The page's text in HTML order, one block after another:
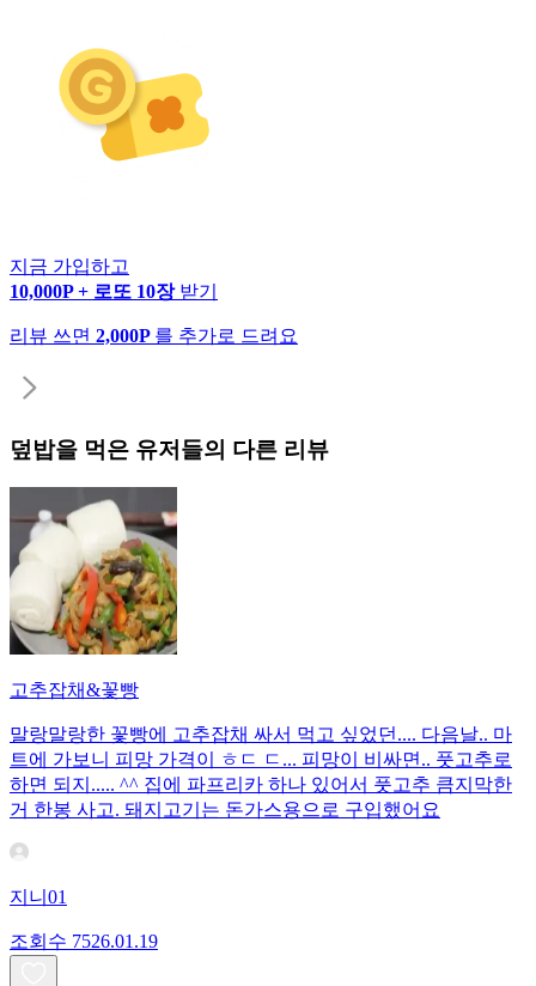
지금 가입하고
10,000P + 로또 10장 받기
리뷰 쓰면 2,000P 를 추가로 드려요
덮밥을 먹은 유저들의 다른 리뷰
고추잡채&꽃빵
말랑말랑한 꽃빵에 고추잡채 싸서 먹고 싶었던.... 다음날.. 마
트에 가보니 피망 가격이 ㅎㄷ ㄷ... 피망이 비싸면.. 풋고추로
하면 되지..... ^^ 집에 파프리카 하나 있어서 풋고추 큼지막한
거 한봉 사고. 돼지고기는 돈가스용으로 구입했어요
지니01
조회수 7526.01.19